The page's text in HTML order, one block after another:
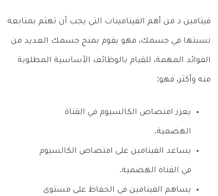
فيتامين د من أهم الفيتامينات التي يجب أن تهتم بمتابعة
نسبتها في جسمك، فهو يقوم بمنح جسمك العديد من
الفوائد المهمة، للقيام بالوظائف الأساسية المطلوبة
منه وأكثر، فهو:
يعزز امتصاص الكالسيوم في القناة
الهضمية.
يساعد الفيتامين على امتصاص الكالسيوم
في القناة الهضمية.
يساهم الفيتامين في الحفاظ على مستوى